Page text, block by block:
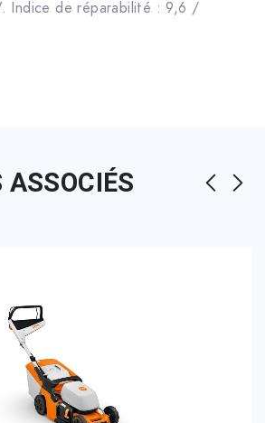
Indice de réparabilité : 9,6 /